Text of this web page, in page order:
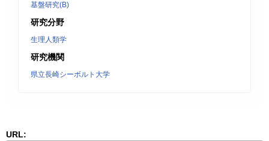
基盤研究(B)
研究分野
生理人類学
研究機関
県立長崎シーボルト大学
URL: